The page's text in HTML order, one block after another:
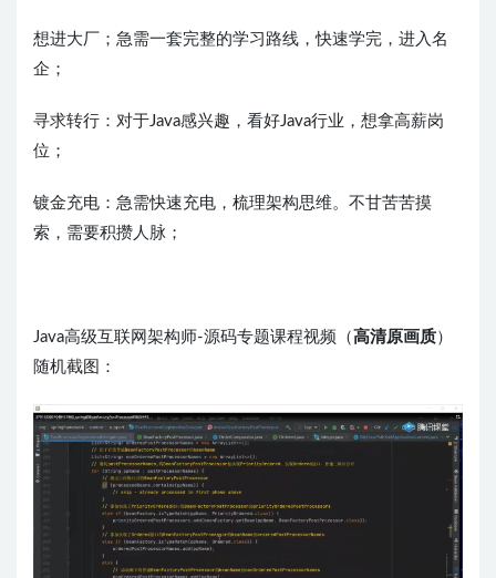
想进大厂；急需一套完整的学习路线，快速学完，进入名
企；
寻求转行：对于Java感兴趣，看好Java行业，想拿高薪岗
位；
镀金充电：急需快速充电，梳理架构思维。不甘苦苦摸
索，需要积攒人脉；
Java高级互联网架构师-源码专题课程视频（ 高清原画质）
随机截图：